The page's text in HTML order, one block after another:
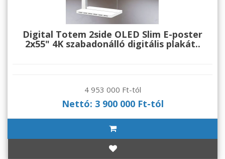
Digital Totem 2side OLED Slim E-poster
2x55" 4K szabadonálló digitális plakát..
4 953 000 Ft-tól
Nettó: 3 900 000 Ft-tól